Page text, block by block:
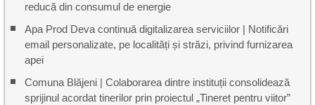
reducă din consumul de energie
Apa Prod Deva continuă digitalizarea serviciilor | Notificări
email personalizate, pe localități și străzi, privind furnizarea
apei
Comuna Blăjeni | Colaborarea dintre instituții consolidează
sprijinul acordat tinerilor prin proiectul „Tineret pentru viitor”